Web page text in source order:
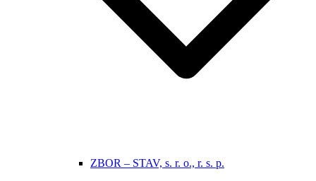
ZBOR – STAV, s. r. o., r. s. p.